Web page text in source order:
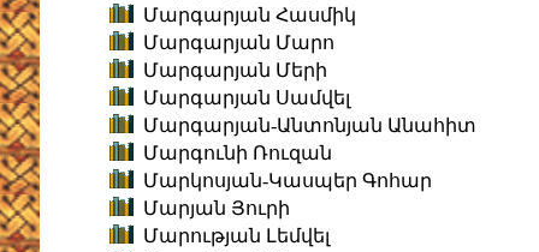
Մարգարյան Հասմիկ
Մարգարյան Մարո
Մարգարյան Մերի
Մարգարյան Սամվել
Մարգարյան-Անտոնյան Անահիտ
Մարգունի Ռուզան
Մարկոսյան-Կասպեր Գոհար
Մարյան Յուրի
Մարության Լեմվել